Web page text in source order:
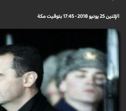
الإثنين 25 يونيو 2018 - 17:45 بتوقيت مكة